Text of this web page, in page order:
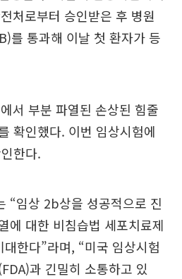
처로부터 승인받은 후 병원
를 통과해 이날 첫 환자가 등
서 부분 파열된 손상된 힘줄
확인했다. 이번 임상시험에
한다.
“임상 2b상을 성공적으로 진
에 대한 비침습법 세포치료제
한다”라며, “미국 임상시험
과 긴밀히 소통하고 있